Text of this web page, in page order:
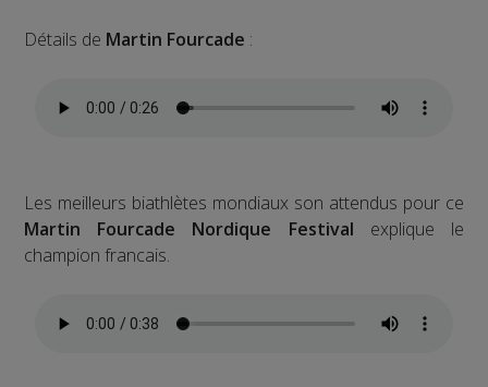
Détails de Martin Fourcade :
Les meilleurs biathlètes mondiaux son attendus pour ce
Martin Fourcade Nordique Festival explique le
champion francais.